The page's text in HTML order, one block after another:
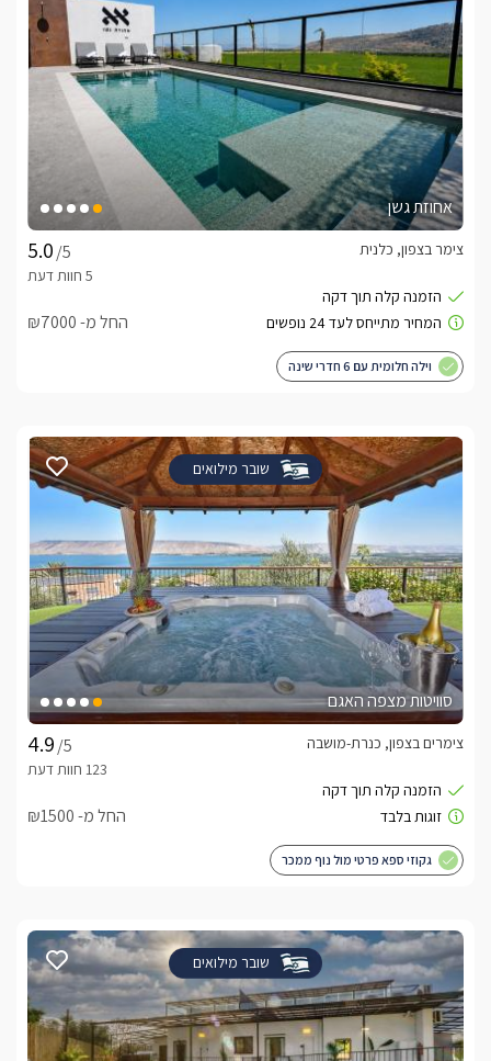
אחוזת גשן
/5
צימר בצפון, כלנית
החל מ- ₪7000
וילה חלומית עם 6 חדרי שינה
שובר מילואים
סוויטות מצפה האגם
/5
צימרים בצפון, כנרת-מושבה
החל מ- ₪1500
גקוזי ספא פרטי מול נוף ממכר
שובר מילואים